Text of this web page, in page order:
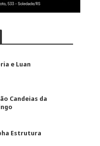
e Luan
Candeias da
Estrutura